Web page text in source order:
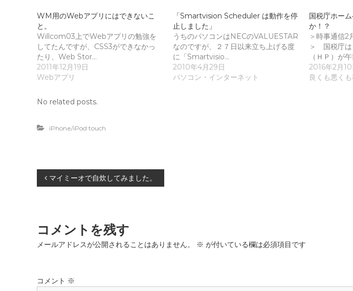
て
T
i
t
t
e
で
共
有
し
い
ン
ド
す
)
o
o
で
共
有
す
る
に
は
ク
ク
し
だ
さ
ウ
ィ
ン
ま
す
WM用のWebアプリにはできないこ
と。
Willcom03上でWebアプリの勉強を
してたんですが、CSS3ができなかっ
たり、Web Stor…
2011年12月19日
Webアプリ
「Smartvision Scheduler は動作を停
止しました」
うちのパソコンはNECのVALUESTAR
なのですが、２７日以来立ち上げる度
に「Smartvisio…
2010年4月29日
パソコン・インターネット
国税庁ホー
か！？
＞時事通信2
＞ 国税庁は
（ＨＰ）が
2016年2月10
良くも悪く
No related posts.
iPhone/iPod touch
投
ナ
ビ
マイミーオで自炊してみました。
コメントを残す
メールアドレスが公開されることはありません。 ※ が付いている欄は必須項目です
コメント ※